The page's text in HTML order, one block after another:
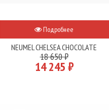
Подробнее
NEUMEL CHELSEA CHOCOLATE
18 650 ₽
14 245 ₽